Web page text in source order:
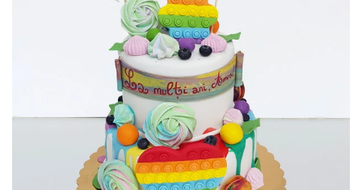
Torturi in frosting- crema pentru